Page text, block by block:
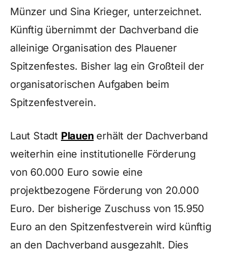
Münzer und Sina Krieger, unterzeichnet.
Künftig übernimmt der Dachverband die
alleinige Organisation des Plauener
Spitzenfestes. Bisher lag ein Großteil der
organisatorischen Aufgaben beim
Spitzenfestverein.
Laut Stadt Plauenerhält der Dachverband
weiterhin eine institutionelle Förderung
von 60.000 Euro sowie eine
projektbezogene Förderung von 20.000
Euro. Der bisherige Zuschuss von 15.950
Euro an den Spitzenfestverein wird künftig
an den Dachverband ausgezahlt. Dies